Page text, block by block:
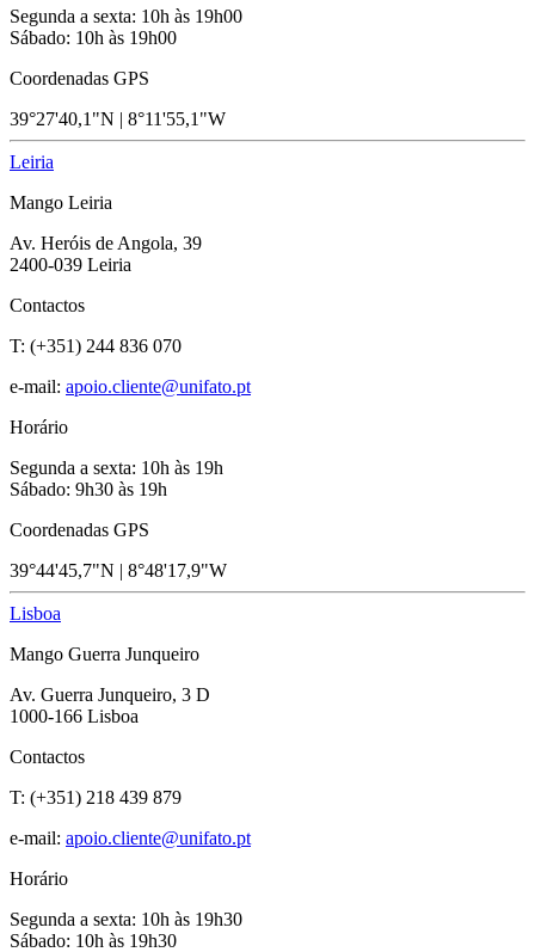
Segunda a sexta: 10h às 19h00
Sábado: 10h às 19h00
Coordenadas GPS
39°27'40,1"N | 8°11'55,1"W
Leiria
Mango Leiria
Av. Heróis de Angola, 39
2400-039 Leiria
Contactos
T: (+351) 244 836 070
e-mail: apoio.cliente@unifato.pt
Horário
Segunda a sexta: 10h às 19h
Sábado: 9h30 às 19h
Coordenadas GPS
39°44'45,7"N | 8°48'17,9"W
Lisboa
Mango Guerra Junqueiro
Av. Guerra Junqueiro, 3 D
1000-166 Lisboa
Contactos
T: (+351) 218 439 879
e-mail: apoio.cliente@unifato.pt
Horário
Segunda a sexta: 10h às 19h30
Sábado: 10h às 19h30